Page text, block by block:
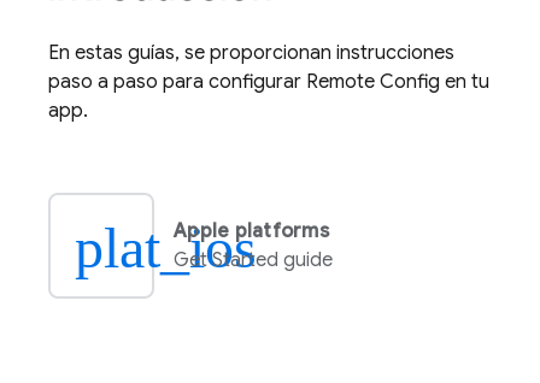
En estas guías, se proporcionan instrucciones
paso a paso para configurar Remote Config en tu
app.
plat_ios
Apple platforms
Get Started guide